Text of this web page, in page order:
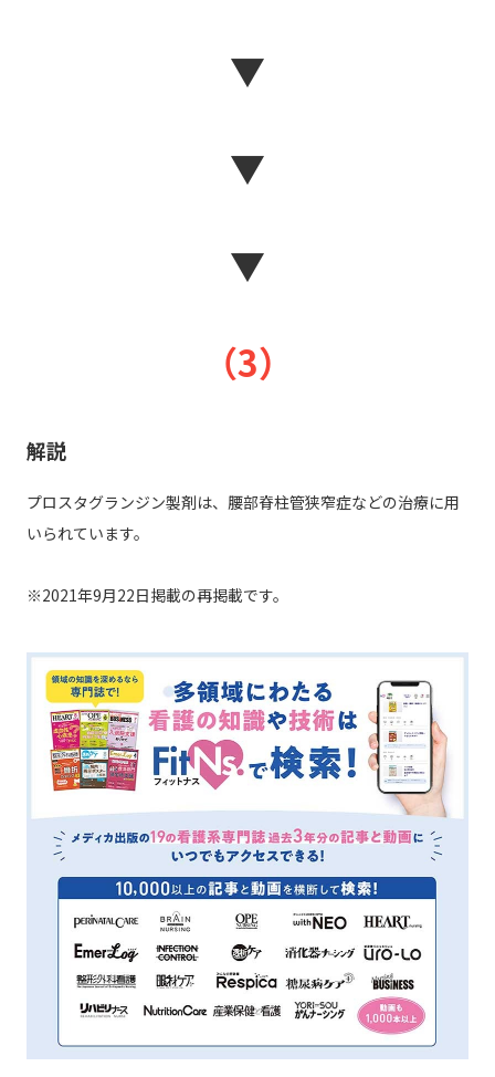
▼
▼
▼
（3）
解説
プロスタグランジン製剤は、腰部脊柱管狭窄症などの治療に用
いられています。
※2021年9月22日掲載の再掲載です。